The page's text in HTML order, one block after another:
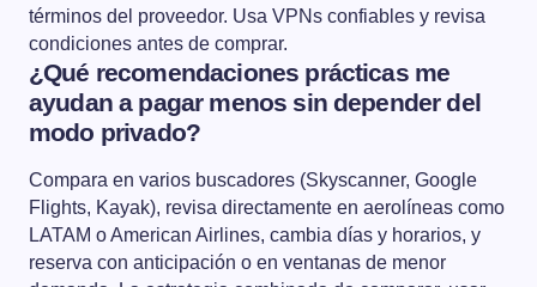
términos del proveedor. Usa VPNs confiables y revisa
condiciones antes de comprar.
¿Qué recomendaciones prácticas me
ayudan a pagar menos sin depender del
modo privado?
Compara en varios buscadores (Skyscanner, Google
Flights, Kayak), revisa directamente en aerolíneas como
LATAM o American Airlines, cambia días y horarios, y
reserva con anticipación o en ventanas de menor